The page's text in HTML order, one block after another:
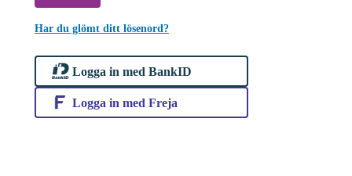
Har du glömt ditt lösenord?
Logga in med BankID
Logga in med Freja